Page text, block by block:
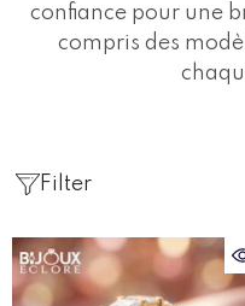
confiance pour une
compris des
Filter